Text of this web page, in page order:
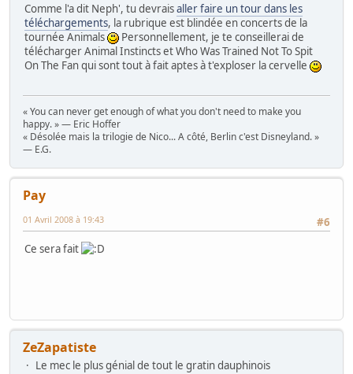
Comme l'a dit Neph', tu devraisaller faire un tour dans les
téléchargements, la rubrique est blindée en concerts de la
tournée Animals
Personnellement, je te conseillerai de
télécharger Animal Instincts et Who Was Trained Not To Spit
On The Fan qui sont tout à fait aptes à t'exploser la cervelle
« You can never get enough of what you don't need to make you
happy. » — Eric Hoffer
« Désolée mais la trilogie de Nico... A côté, Berlin c'est Disneyland. »
— E.G.
Pay
#6
01 Avril 2008 à 19:43
Ce sera fait
ZeZapatiste
Le mec le plus génial de tout le gratin dauphinois